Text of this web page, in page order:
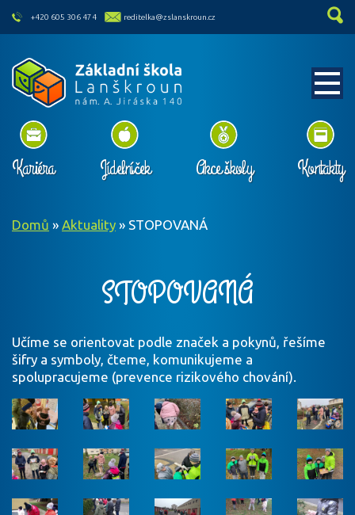
skip to main content
+420 605 306 474 reditelka@zslanskroun.cz
Kariéra Jídelníček Akce školy Kontakty
Domů » Aktuality » STOPOVANÁ
STOPOVANÁ
Učíme se orientovat podle značek a pokynů, řešíme
šifry a symboly, čteme, komunikujeme a
spolupracujeme (prevence rizikového chování).